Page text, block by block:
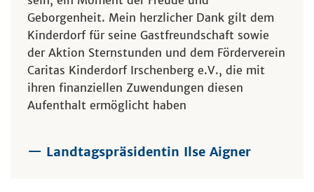
Geborgenheit. Mein herzlicher Dank gilt dem
Kinderdorf für seine Gastfreundschaft sowie
der Aktion Sternstunden und dem Förderverein
Caritas Kinderdorf Irschenberg e.V., die mit
ihren finanziellen Zuwendungen diesen
Aufenthalt ermöglicht haben
— Landtagspräsidentin Ilse Aigner